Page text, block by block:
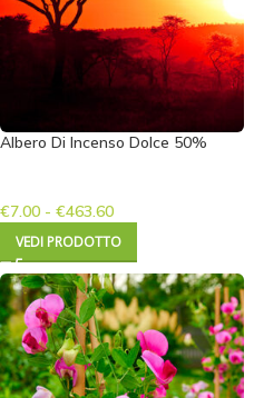
Albero Di Incenso Dolce 50%
€7.00 - €463.60
VEDI PRODOTTO